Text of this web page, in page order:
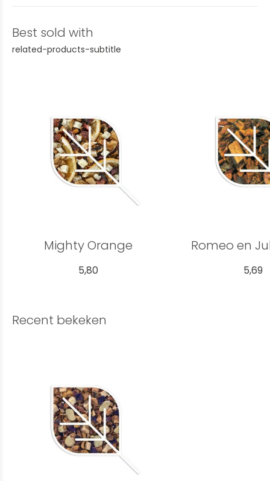
Best sold with
related-products-subtitle
Mighty Orange
5,80
Romeo en
5,69
Recent bekeken